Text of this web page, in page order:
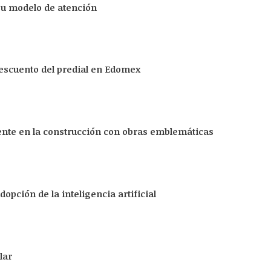
modelo de atención
del predial en Edomex
en la construcción con obras emblemáticas
de la inteligencia artificial